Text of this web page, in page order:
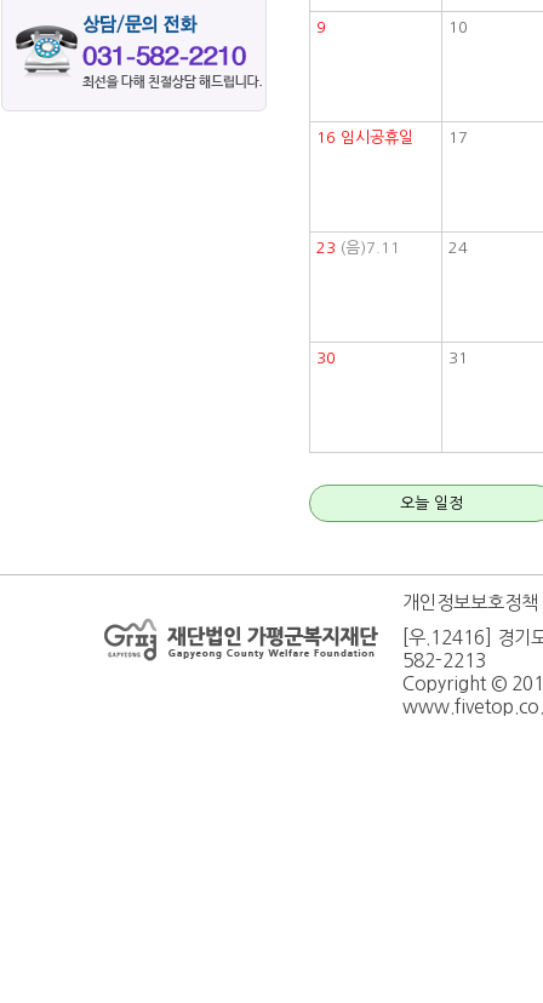
9 10
16 임시공휴일 17
23 (음)7.11 24
30 31
오늘 일정
개인정보보호정책
[우.12416] 경
582-2213
Copyright ©